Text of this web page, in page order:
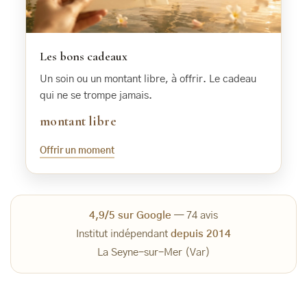
Les bons cadeaux
Un soin ou un montant libre, à offrir. Le cadeau
qui ne se trompe jamais.
montant libre
Offrir un moment
4,9/5 sur Google — 74 avis
Institut indépendant depuis 2014
La Seyne-sur-Mer (Var)